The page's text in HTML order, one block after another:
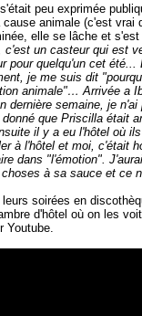
peu exprimée
animale (c'est
elle se lâche et
c'est un casteur qui est
pour quelqu'un cet
je me suis dit
animale"… Arrivée a
dernière semaine, je
que Priscilla était
il y a eu l'hôtel où
à l'hôtel et moi, c'était
dans "l'émotion".
à sa sauce et ce
soirées en
d'hôtel où on les
Youtube.